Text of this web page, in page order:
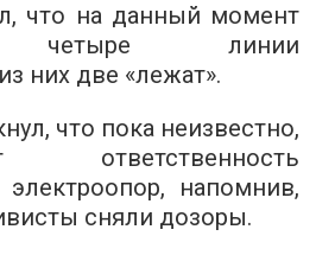
что на данный момент
четыре линии
них две «лежат».
что пока неизвестно,
напомнив,
сняли дозоры.